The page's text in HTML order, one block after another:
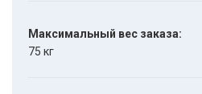
Максимальный вес заказа:
75 кг